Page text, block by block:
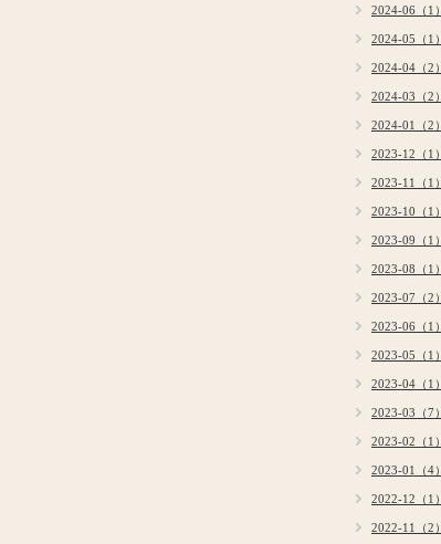
2024-06（1）
2024-05（1）
2024-04（2）
2024-03（2）
2024-01（2）
2023-12（1）
2023-11（1）
2023-10（1）
2023-09（1）
2023-08（1）
2023-07（2）
2023-06（1）
2023-05（1）
2023-04（1）
2023-03（7）
2023-02（1）
2023-01（4）
2022-12（1）
2022-11（2）